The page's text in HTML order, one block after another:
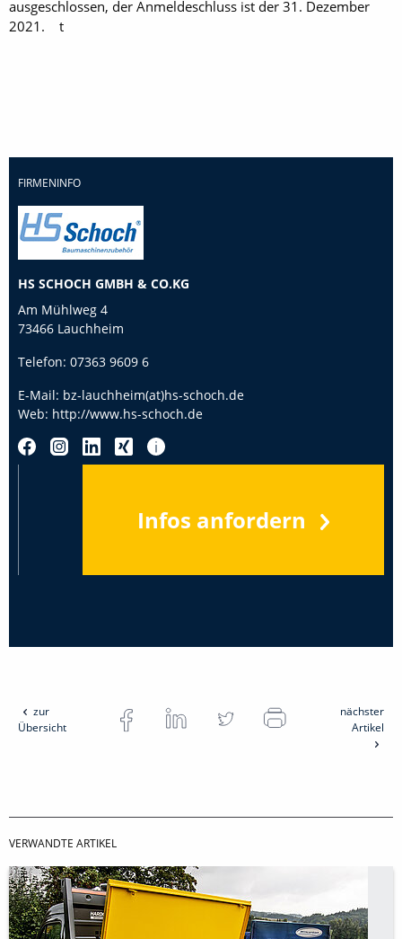
ausgeschlossen, der Anmelde­schluss ist der 31. Dezember
2021. t
FIRMENINFO
HS SCHOCH GMBH & CO.KG
Am Mühlweg 4
73466 Lauchheim
Telefon: 07363 9609 6
E-Mail: bz-lauchheim(at)hs-schoch.de
Web: http://www.hs-schoch.de
Infos anfordern
zur
Übersicht
nächster
Artikel
VERWANDTE ARTIKEL